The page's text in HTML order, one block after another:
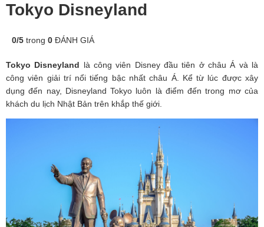
Tokyo Disneyland
0/5 trong 0 ĐÁNH GIÁ
Tokyo Disneyland là công viên Disney đầu tiên ở châu Á và là
công viên giải trí nổi tiếng bậc nhất châu Á. Kể từ lúc được xây
dụng đến nay, Disneyland Tokyo luôn là điểm đến trong mơ của
khách du lịch Nhật Bản trên khắp thế giới.